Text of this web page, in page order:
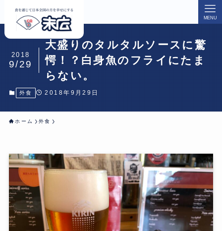
MENU
大盛りのタルタルソースに驚
愕！？白身魚のフライにたま
らない。
2018
9/29
外食 2018年9月29日
ホーム 外食